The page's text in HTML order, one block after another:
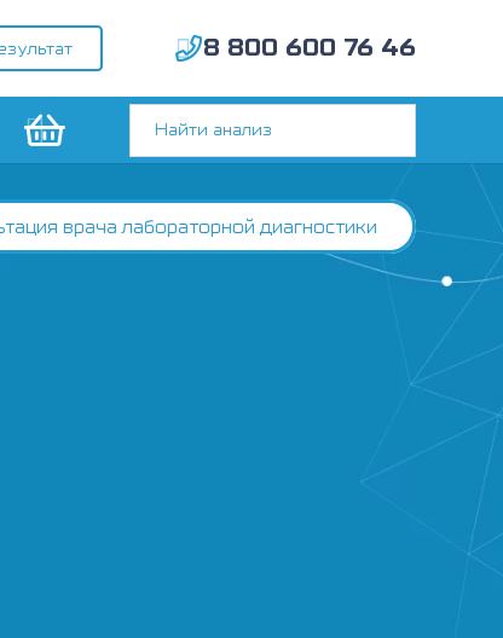
8 800 600 76 46
врача лабораторной диагностики